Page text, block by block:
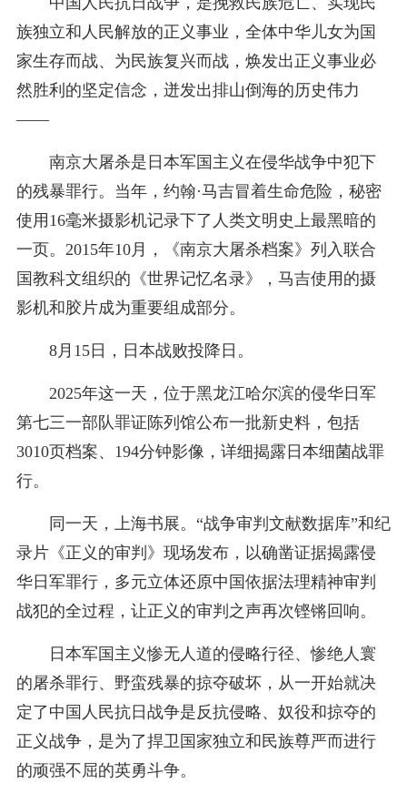
族独立和人民解放的正义事业，全体中华儿女为国
家生存而战、为民族复兴而战，焕发出正义事业必
然胜利的坚定信念，迸发出排山倒海的历史伟力
——
南京大屠杀是日本军国主义在侵华战争中犯下
的残暴罪行。当年，约翰·马吉冒着生命危险，秘密
使用16毫米摄影机记录下了人类文明史上最黑暗的
一页。2015年10月，《南京大屠杀档案》列入联合
国教科文组织的《世界记忆名录》，马吉使用的摄
影机和胶片成为重要组成部分。
8月15日，日本战败投降日。
2025年这一天，位于黑龙江哈尔滨的侵华日军
第七三一部队罪证陈列馆公布一批新史料，包括
3010页档案、194分钟影像，详细揭露日本细菌战罪
行。
同一天，上海书展。“战争审判文献数据库”和纪
录片《正义的审判》现场发布，以确凿证据揭露侵
华日军罪行，多元立体还原中国依据法理精神审判
战犯的全过程，让正义的审判之声再次铿锵回响。
日本军国主义惨无人道的侵略行径、惨绝人寰
的屠杀罪行、野蛮残暴的掠夺破坏，从一开始就决
定了中国人民抗日战争是反抗侵略、奴役和掠夺的
正义战争，是为了捍卫国家独立和民族尊严而进行
的顽强不屈的英勇斗争。